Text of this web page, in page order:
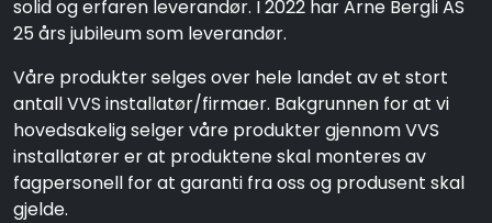
solid og erfaren leverandør. I 2022 har Arne Bergli AS
25 års jubileum som leverandør.
Våre produkter selges over hele landet av et stort
antall VVS installatør/firmaer. Bakgrunnen for at vi
hovedsakelig selger våre produkter gjennom VVS
installatører er at produktene skal monteres av
fagpersonell for at garanti fra oss og produsent skal
gjelde.